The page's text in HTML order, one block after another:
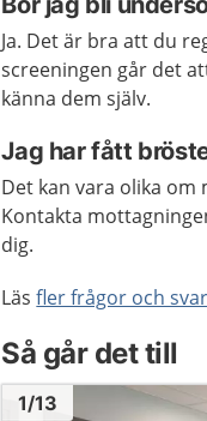
Ja. Det är bra att du
screeningen går det
känna dem själv.
Jag har fått
Det kan vara olika
Kontakta
dig.
Läsfler frågor och svar
Så går det till
Bild1
1/13